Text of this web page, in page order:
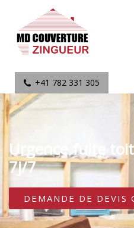
+41 782 331 305
Urgence fuite
7j/7
DEMANDE DE DEVIS